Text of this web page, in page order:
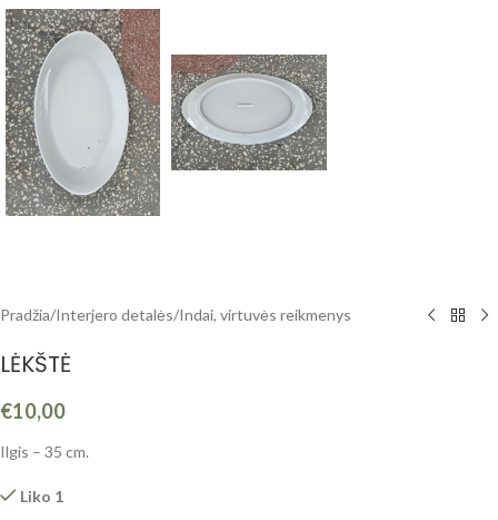
Pradžia/Interjero detalės/Indai, virtuvės reikmenys
LĖKŠTĖ
€10,00
Ilgis – 35 cm.
Liko 1